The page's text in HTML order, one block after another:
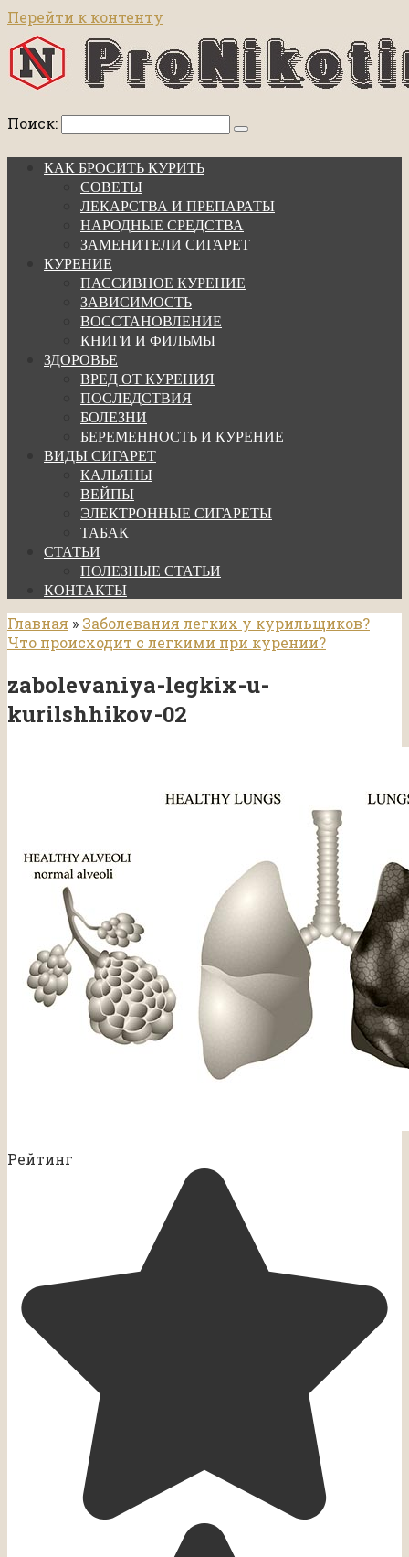
Перейти к контенту
Поиск:
КАК БРОСИТЬ КУРИТЬ
СОВЕТЫ
ЛЕКАРСТВА И ПРЕПАРАТЫ
НАРОДНЫЕ СРЕДСТВА
ЗАМЕНИТЕЛИ СИГАРЕТ
КУРЕНИЕ
ПАССИВНОЕ КУРЕНИЕ
ЗАВИСИМОСТЬ
ВОССТАНОВЛЕНИЕ
КНИГИ И ФИЛЬМЫ
ЗДОРОВЬЕ
ВРЕД ОТ КУРЕНИЯ
ПОСЛЕДСТВИЯ
БОЛЕЗНИ
БЕРЕМЕННОСТЬ И КУРЕНИЕ
ВИДЫ СИГАРЕТ
КАЛЬЯНЫ
ВЕЙПЫ
ЭЛЕКТРОННЫЕ СИГАРЕТЫ
ТАБАК
СТАТЬИ
ПОЛЕЗНЫЕ СТАТЬИ
КОНТАКТЫ
Главная » Заболевания легких у курильщиков?
Что происходит с легкими при курении?
zabolevaniya-legkix-u-
kurilshhikov-02
Рейтинг